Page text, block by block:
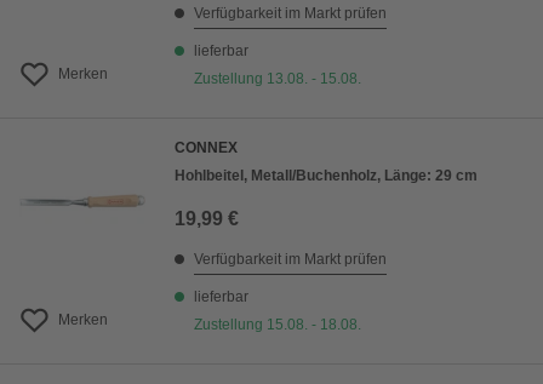
Merken
Verfügbarkeit im Markt prüfen
lieferbar
Zustellung 13.08. - 15.08.
Merken
CONNEX
Hohlbeitel, Metall/Buchenholz, Länge: 29 cm
19,99 €
Verfügbarkeit im Markt prüfen
lieferbar
Zustellung 15.08. - 18.08.